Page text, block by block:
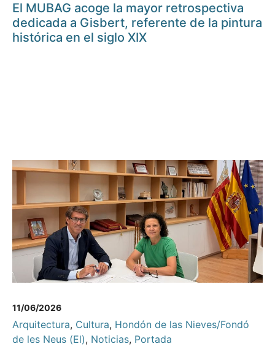
El MUBAG acoge la mayor retrospectiva
dedicada a Gisbert, referente de la pintura
histórica en el siglo XIX
11/06/2026
Arquitectura, Cultura, Hondón de las Nieves/Fondó
de les Neus (El), Noticias, Portada